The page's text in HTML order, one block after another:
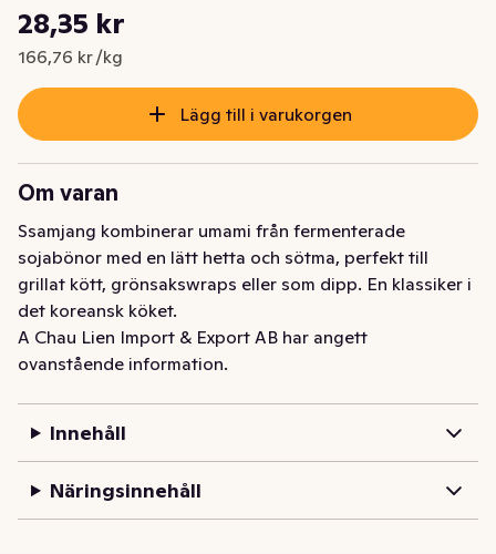
Nuvarande pris är: 28,35 kr
28,35 kr
166,76 kr /kg
Styckpris: 166,76 kr /kg
Lägg till i varukorgen
Om varan
Ssamjang kombinerar umami från fermenterade
sojabönor med en lätt hetta och sötma, perfekt till
grillat kött, grönsakswraps eller som dipp. En klassiker i
det koreansk köket.
A Chau Lien Import & Export AB har angett
ovanstående information.
Innehåll
Näringsinnehåll